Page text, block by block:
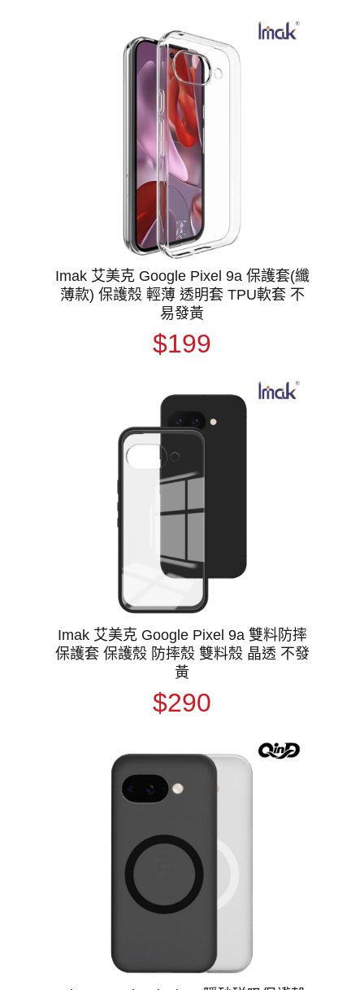
Imak 艾美克 Google Pixel 9a 保護套(纖
薄款) 保護殼 輕薄 透明套 TPU軟套 不
易發黃
$199
Imak 艾美克 Google Pixel 9a 雙料防摔
保護套 保護殼 防摔殼 雙料殼 晶透 不發
黃
$290